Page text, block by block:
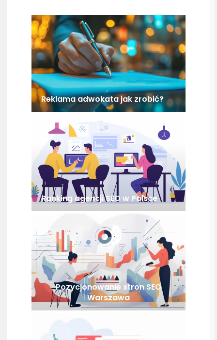
Reklama adwokata jak zrobić?
Ranking agencji SEO w Polsce
Pozycjonowanie stron SEO
Warszawa